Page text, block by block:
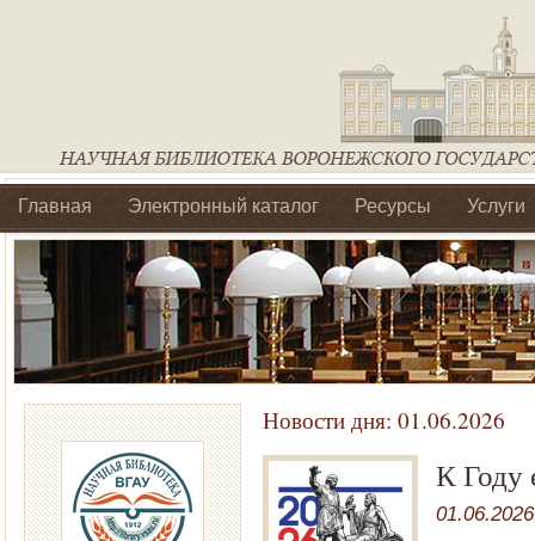
Главная Электронный каталог Ресурсы Услуги
Библиотеки регионального отделения Ассоциации
Новости дня: 01.06.2026
К Году
01.06.2026